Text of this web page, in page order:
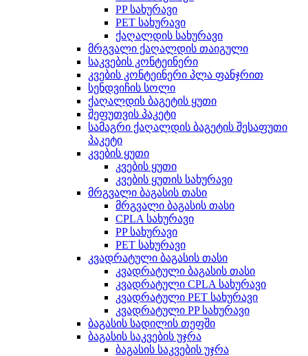
PP სახურავი
PET სახურავი
ქაღალდის სახურავი
მრგვალი ქაღალდის თაიგული
საკვების კონტეინერი
კვების კონტეინერი პლა ფანჯრით
სენდვიჩის სოლი
ქაღალდის ბაგეტის ყუთი
შეფუთვის პაკეტი
სამაგრი ქაღალდის ბაგეტის შესაფუთი
პაკეტი
კვების ყუთი
კვების ყუთი
კვების ყუთის სახურავი
მრგვალი ბაგასის თასი
მრგვალი ბაგასის თასი
CPLA სახურავი
PP სახურავი
PET სახურავი
კვადრატული ბაგასის თასი
კვადრატული ბაგასის თასი
კვადრატული CPLA სახურავი
კვადრატული PET სახურავი
კვადრატული PP სახურავი
ბაგასის სადილის თეფში
ბაგასის საკვების უჯრა
ბაგასის საკვების უჯრა